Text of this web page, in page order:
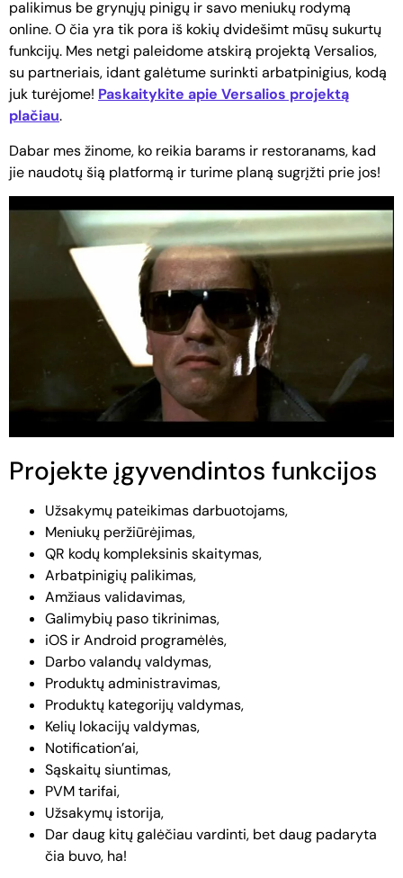
palikimus be grynųjų pinigų ir savo meniukų rodymą
online. O čia yra tik pora iš kokių dvidešimt mūsų sukurtų
funkcijų. Mes netgi paleidome atskirą projektą Versalios,
su partneriais, idant galėtume surinkti arbatpinigius, kodą
juk turėjome! Paskaitykite apie Versalios projektą
plačiau.
Dabar mes žinome, ko reikia barams ir restoranams, kad
jie naudotų šią platformą ir turime planą sugrįžti prie jos!
Projekte įgyvendintos funkcijos
Užsakymų pateikimas darbuotojams,
Meniukų peržiūrėjimas,
QR kodų kompleksinis skaitymas,
Arbatpinigių palikimas,
Amžiaus validavimas,
Galimybių paso tikrinimas,
iOS ir Android programėlės,
Darbo valandų valdymas,
Produktų administravimas,
Produktų kategorijų valdymas,
Kelių lokacijų valdymas,
Notification’ai,
Sąskaitų siuntimas,
PVM tarifai,
Užsakymų istorija,
Dar daug kitų galėčiau vardinti, bet daug padaryta
čia buvo, ha!